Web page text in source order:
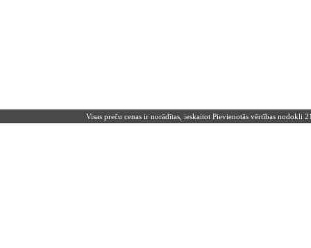
Visas preču cenas ir norādītas, ieskaitot Pievienotās vērtības nodokli